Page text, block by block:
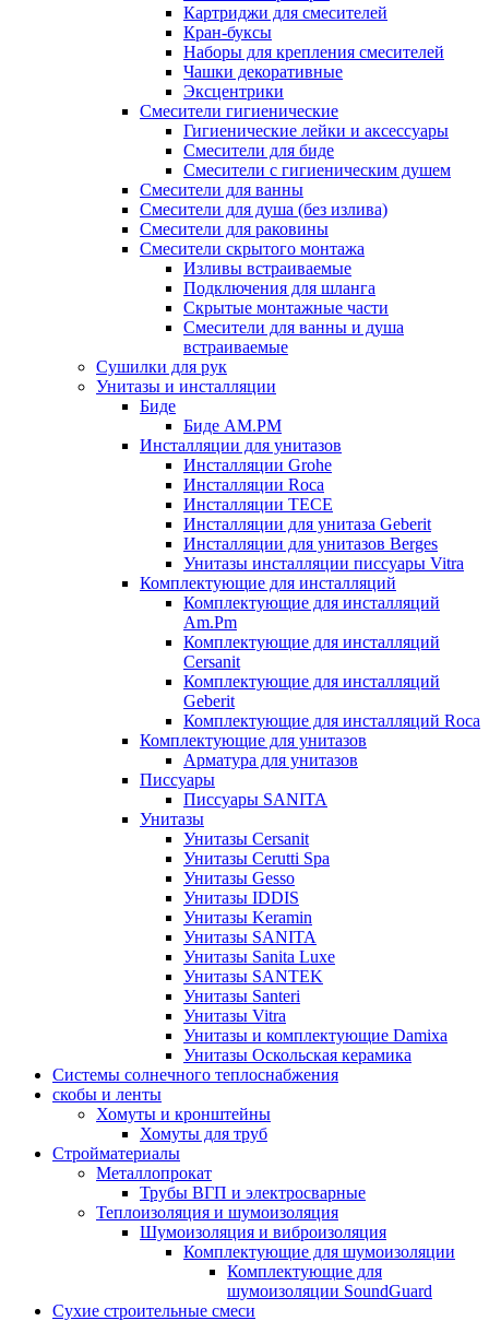
Картриджи для смесителей
Кран-буксы
Наборы для крепления смесителей
Чашки декоративные
Эксцентрики
Смесители гигиенические
Гигиенические лейки и аксессуары
Смесители для биде
Смесители с гигиеническим душем
Смесители для ванны
Смесители для душа (без излива)
Смесители для раковины
Смесители скрытого монтажа
Изливы встраиваемые
Подключения для шланга
Скрытые монтажные части
Смесители для ванны и душа
встраиваемые
Сушилки для рук
Унитазы и инсталляции
Биде
Биде AM.PM
Инсталляции для унитазов
Инсталляции Grohe
Инсталляции Roca
Инсталляции TECE
Инсталляции для унитаза Geberit
Инсталляции для унитазов Berges
Унитазы инсталляции писсуары Vitra
Комплектующие для инсталляций
Комплектующие для инсталляций
Am.Pm
Комплектующие для инсталляций
Cersanit
Комплектующие для инсталляций
Geberit
Комплектующие для инсталляций Roca
Комплектующие для унитазов
Арматура для унитазов
Писсуары
Писсуары SANITA
Унитазы
Унитазы Cersanit
Унитазы Cerutti Spa
Унитазы Gesso
Унитазы IDDIS
Унитазы Keramin
Унитазы SANITA
Унитазы Sanita Luxe
Унитазы SANTEK
Унитазы Santeri
Унитазы Vitra
Унитазы и комплектующие Damixa
Унитазы Оскольская керамика
Системы солнечного теплоснабжения
скобы и ленты
Хомуты и кронштейны
Хомуты для труб
Стройматериалы
Металлопрокат
Трубы ВГП и электросварные
Теплоизоляция и шумоизоляция
Шумоизоляция и виброизоляция
Комплектующие для шумоизоляции
Комплектующие для
шумоизоляции SoundGuard
Сухие строительные смеси